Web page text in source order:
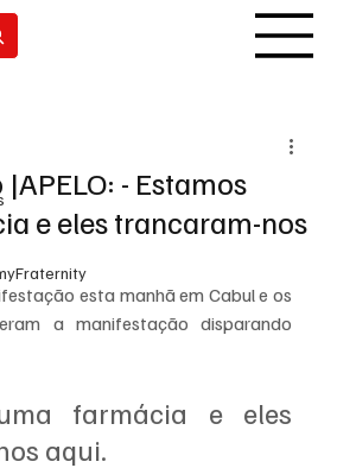
- Estamos
e eles trancaram-nos
esta manhã em Cabul e os
a manifestação disparando
farmácia e eles
aqui.